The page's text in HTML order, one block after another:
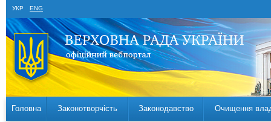
УКР ENG
Головна Законотворчість Законодавство Очищення